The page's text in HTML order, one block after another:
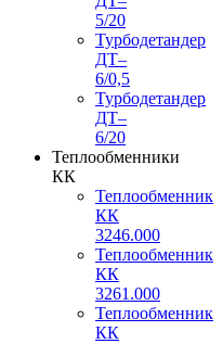
5/20
Турбодетандер
ДТ–
6/0,5
Турбодетандер
ДТ–
6/20
Теплообменники
КК
Теплообменник
КК
3246.000
Теплообменник
КК
3261.000
Теплообменник
КК